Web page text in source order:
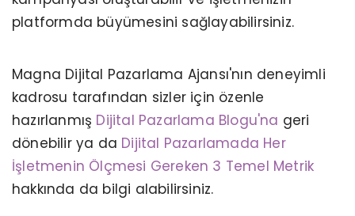
platformda büyümesini sağlayabilirsiniz.
Magna Dijital Pazarlama Ajansı'nın deneyimli
kadrosu tarafından sizler için özenle
hazırlanmış Dijital Pazarlama Blogu'na geri
dönebilir ya da Dijital Pazarlamada Her
İşletmenin Ölçmesi Gereken 3 Temel Metrik
hakkında da bilgi alabilirsiniz.
SAĞLIK TURIZMINDE PAZARLAMA
STRATEJILERI: YENI BAŞLAYANLAR İÇIN
TEMEL REHBER